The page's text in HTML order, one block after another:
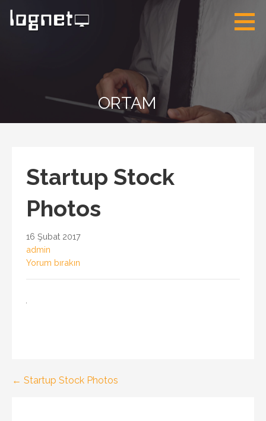
atla
ORTAM
Startup Stock
Photos
16 Şubat 2017
admin
Yorum bırakın
Yazı← Startup Stock Photos